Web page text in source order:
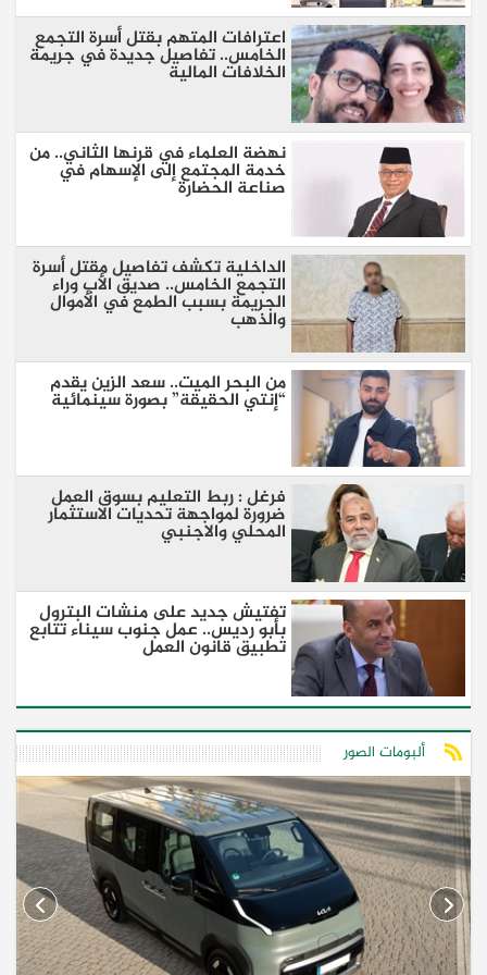
اعترافات المتهم بقتل أسرة التجمع
الخامس.. تفاصيل جديدة في جريمة
الخلافات المالية
نهضة العلماء في قرنها الثاني.. من
خدمة المجتمع إلى الإسهام في
صناعة الحضارة
الداخلية تكشف تفاصيل مقتل أسرة
التجمع الخامس.. صديق الأب وراء
الجريمة بسبب الطمع في الأموال
والذهب
من البحر الميت.. سعد الزين يقدم
“إنتي الحقيقة” بصورة سينمائية
فرغل : ربط التعليم بسوق العمل
ضرورة لمواجهة تحديات الاستثمار
المحلي والاجنبي
تفتيش جديد على منشات البترول
بأبو رديس.. عمل جنوب سيناء تتابع
تطبيق قانون العمل
ألبومات الصور